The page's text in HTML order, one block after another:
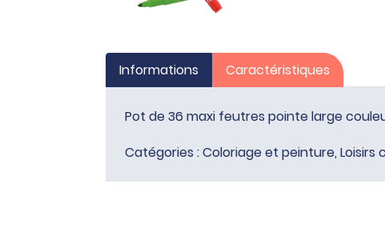
Informations Caractéristiques
Pot de 36 maxi feutres pointe large
Catégories :Coloriage et peinture, Loisirs